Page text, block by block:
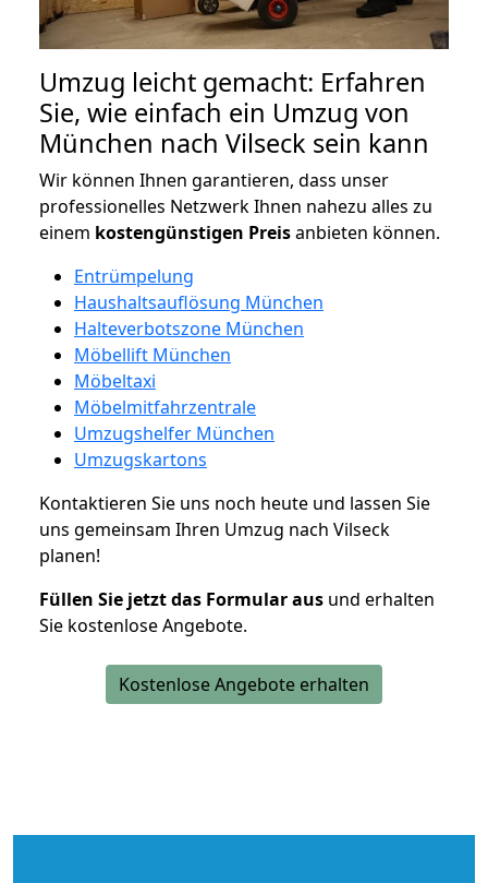
Umzug leicht gemacht: Erfahren
Sie, wie einfach ein Umzug von
München nach Vilseck sein kann
Wir können Ihnen garantieren, dass unser
professionelles Netzwerk Ihnen nahezu alles zu
einem kostengünstigen Preisanbieten können.
Entrümpelung
Haushaltsauflösung München
Halteverbotszone München
Möbellift München
Möbeltaxi
Möbelmitfahrzentrale
Umzugshelfer München
Umzugskartons
Kontaktieren Sie uns noch heute und lassen Sie
uns gemeinsam Ihren Umzug nach Vilseck
planen!
Füllen Sie jetzt das Formular aus und erhalten
Sie kostenlose Angebote.
Kostenlose Angebote erhalten